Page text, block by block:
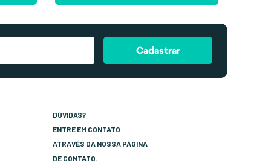
Cadastrar
DÚVIDAS?
ENTRE EM CONTATO
ATRAVÉS DA NOSSA PÁGINA
DE CONTATO.